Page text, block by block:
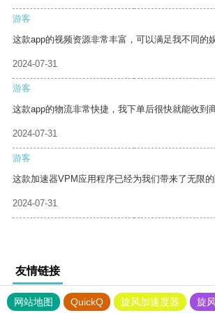
游客
这款app的视频资源非常丰富，可以满足我不同的
2024-07-31
游客
这款app的物流非常快捷，我下单后很快就能收到商
2024-07-31
游客
这款加速器VPM应用程序已经为我们带来了无限的
2024-07-31
友情链接
网站地图 QuickQ 旋风加速度器
旋